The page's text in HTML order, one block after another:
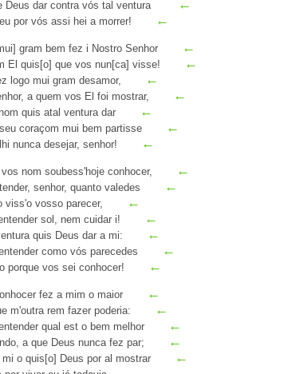
Deus dar contra vós tal ventura ←
por vós assi hei a morrer! ←
gram bem fez i Nostro Senhor ←
El quis[o] que vos nun[ca] visse! ←
logo mui gram desamor, ←
a quem vos El foi mostrar, ←
quis atal ventura dar ←
coraçom mui bem partisse ←
nunca desejar, senhor! ←
nom soubess'hoje conhocer, ←
, senhor, quanto valedes ←
viss'o vosso parecer, ←
sol, nem cuidar i! ←
quis Deus dar a mi: ←
como vós parecedes ←
porque vos sei conhocer! ←
fez a mim o maior ←
m'outra rem fazer poderia: ←
qual est o bem melhor ←
a que Deus nunca fez par; ←
mi o quis[o] Deus por al mostrar ←